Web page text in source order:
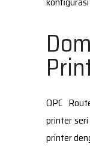
OPC
printer
printer